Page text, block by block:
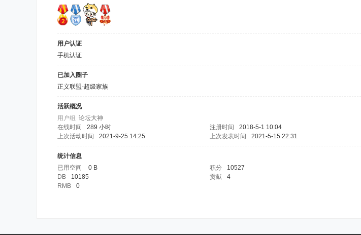
用户认证
手机认证
已加入圈子
正义联盟-超级家族
活跃概况
用户组 论坛大神
在线时间
289 小时 注册时间 2018-5-1 10:04
上次活动时间
2021-9-25 14:25 上次发表时间 2021-5-15 22:31
统计信息
已用空间
0 B 积分 10527
DB
10185 贡献 4
RMB
0